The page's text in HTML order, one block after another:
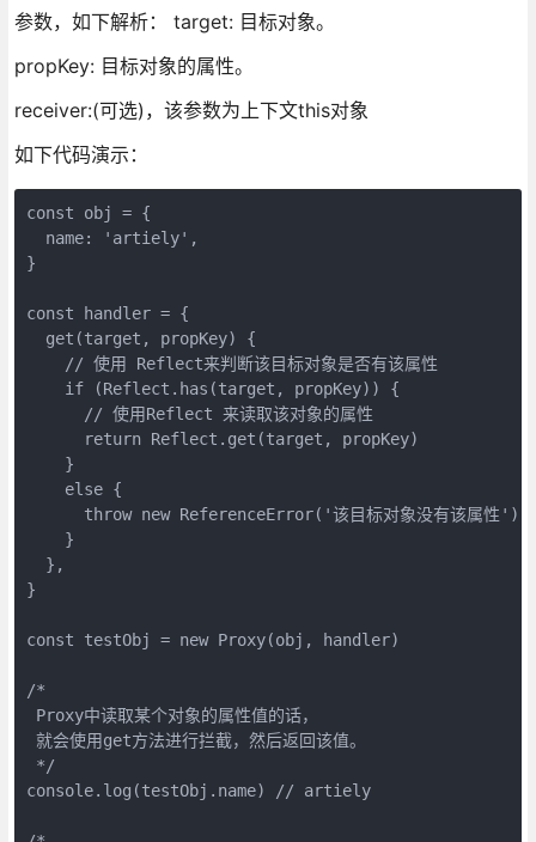
参数，如下解析： target: 目标对象。
propKey: 目标对象的属性。
receiver:(可选)，该参数为上下文this对象
如下代码演示：
const obj = {
  name: 'artiely',
}
const handler = {
  get(target, propKey) {
    // 使用 Reflect来判断该目标对象是否有该属性
    if (Reflect.has(target, propKey)) {
      // 使用Reflect 来读取该对象的属性
      return Reflect.get(target, propKey)
    }
    else {
      throw new ReferenceError('该目标对象没有该属性')
    }
  },
}
const testObj = new Proxy(obj, handler)
/*
Proxy中读取某个对象的属性值的话，
就会使用get方法进行拦截，然后返回该值。
*/
console.log(testObj.name) // artiely